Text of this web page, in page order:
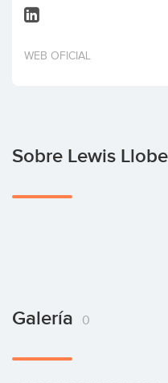
Invertir
WEB OFICIAL
Sobre Lewis
Galería 0